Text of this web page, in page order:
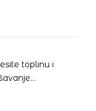
toplinu i